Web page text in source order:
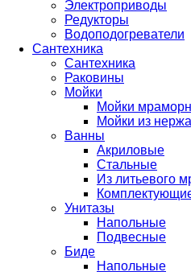
Электроприводы
Редукторы
Водоподогреватели
Сантехника
Сантехника
Раковины
Мойки
Мойки
Мойки из
Ванны
Акриловые
Стальные
Из литьевого
Унитазы
Напольные
Подвесные
Биде
Напольные